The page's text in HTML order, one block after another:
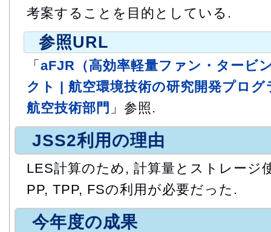
考案することを目的としている.
参照URL
「 aFJR（高効率軽量ファン・タービ
クト | 航空環境技術の研究開発プロ
航空技術部門 」参照.
JSS2利用の理由
LES計算のため, 計算量とストレージ
PP, TPP, FSの利用が必要だった.
今年度の成果